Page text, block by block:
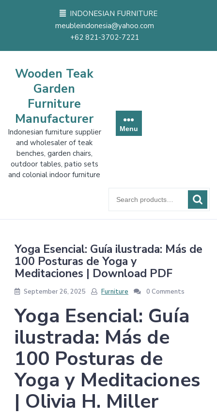
INDONESIAN FURNITURE
meubleindonesia@yahoo.com
+62 821-3702-7221
Wooden Teak
Garden
Furniture
Manufacturer
Indonesian furniture supplier
and wholesaler of teak
benches, garden chairs,
outdoor tables, patio sets
and colonial indoor furniture
Menu
for:
Yoga Esencial: Guía ilustrada: Más de
100 Posturas de Yoga y
Meditaciones | Download PDF
September 26, 2025 Furniture 0 Comments
Yoga Esencial: Guía
ilustrada: Más de
100 Posturas de
Yoga y Meditaciones
| Olivia H. Miller